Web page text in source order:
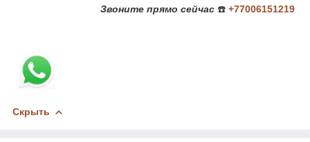
Звоните прямо сейчас ☎️ +77006151219
Скрыть